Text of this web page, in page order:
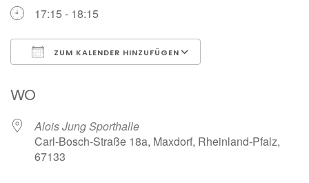
17:15 - 18:15
ZUM KALENDER HINZUFÜGEN
WO
Alois Jung Sporthalle
Carl-Bosch-Straße 18a, Maxdorf, Rheinland-Pfalz,
67133